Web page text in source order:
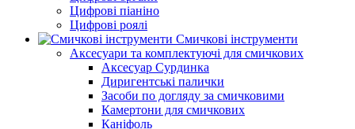
Цифрові піаніно
Цифрові роялі
Смичкові інструменти
Аксесуари та комплектуючі для смичкових
Аксесуар Сурдинка
Диригентські палички
Засоби по догляду за смичковими
Камертони для смичкових
Каніфоль